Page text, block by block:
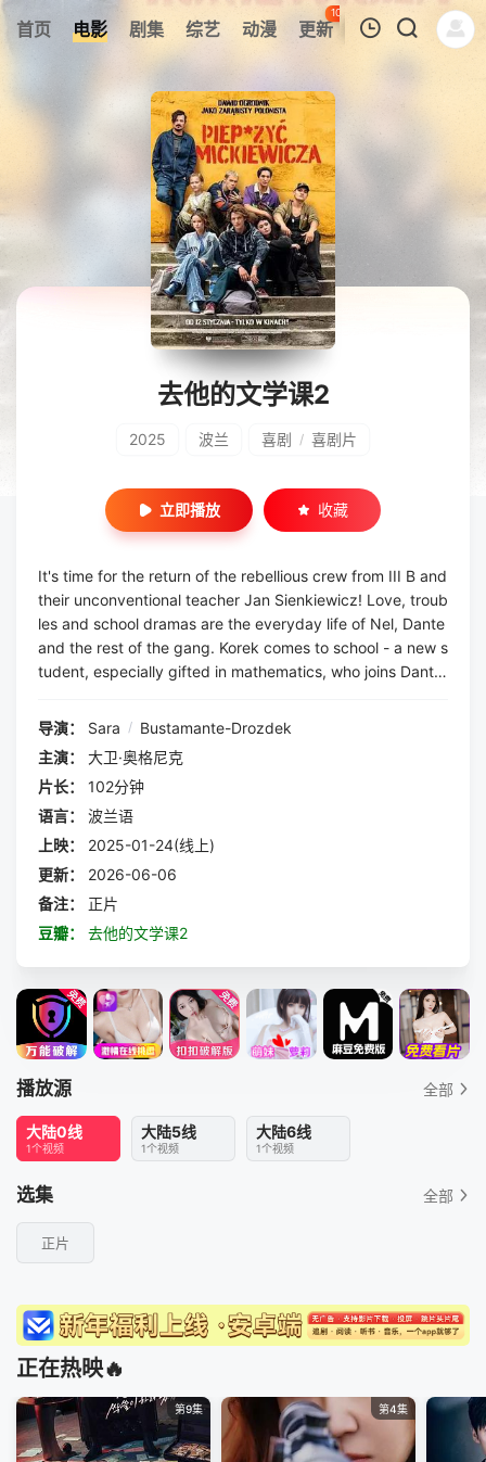
首页 电影 剧集 综艺 动漫 更新
100
热榜 APP
我的观影记录
暂无观看影片的记录
去他的文学课2
2025 波兰 喜剧 / 喜剧片
立即播放 收藏
It's time for the return of the rebellious crew from III B and
their unconventional teacher Jan Sienkiewicz! Love, troub
les and school dramas are the everyday life of Nel, Dante
and the rest of the gang. Korek comes to school - a new s
tudent, especially gifted in mathematics, who joins Dant
rls, but it turns out that their...
导演： Sara / Bustamante-Drozdek
主演：
大卫·奥格尼克
片长：
102分钟
语言：
波兰语
上映：
2025-01-24(线上)
更新：
2026-06-06
备注：
正片
豆瓣：
去他的文学课2
播放源 全部
大陆0线
1个视频
大陆5线
1个视频
大陆6线
1个视频
选集 全部
正片
正在热映🔥
第9集 第4集